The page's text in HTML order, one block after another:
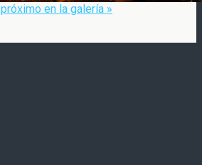
próximo en la galería »